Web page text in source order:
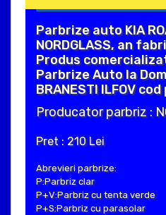
Parbrize auto KIA
NORDGLASS, an
Produs
Parbrize Auto la
BRANESTI ILFOV
Producator parbriz :
Pret : 210 Lei
Abrevieri parbrize:
P:Parbriz clar
P+V:Parbriz cu tenta verde
P+S:Parbriz cu parasolar